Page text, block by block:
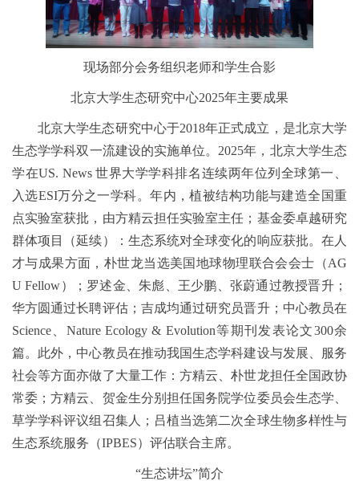
现场部分会务组织老师和学生合影
北京大学生态研究中心2025年主要成果
北京大学生态研究中心于2018年正式成立，是北京大学
生态学学科双一流建设的实施单位。2025年，北京大学生态
学在US. News 世界大学学科排名连续两年位列全球第一、
入选ESI万分之一学科。年内，植被结构功能与建造全国重
点实验室获批，由方精云担任实验室主任；基金委卓越研究
群体项目（延续）：生态系统对全球变化的响应获批。在人
才与成果方面，朴世龙当选美国地球物理联合会会士（AG
U Fellow）；罗述金、朱彪、王少鹏、张蔚通过教授晋升；
华方圆通过长聘评估；吉成均通过研究员晋升；中心教员在
Science、Nature Ecology & Evolution等期刊发表论文300余
篇。此外，中心教员在推动我国生态学科建设与发展、服务
社会等方面亦做了大量工作：方精云、朴世龙担任全国政协
常委；方精云、贺金生分别担任国务院学位委员会生态学、
草学学科评议组召集人；吕植当选第二次全球生物多样性与
生态系统服务（IPBES）评估联合主席。
“生态讲坛”简介